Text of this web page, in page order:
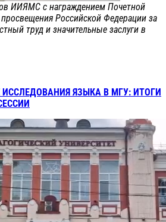
ИИЯМС с награждением Почетной
Российской Федерации за
труд и значительные заслуги в
ЯЗЫКА В МГУ: ИТОГИ